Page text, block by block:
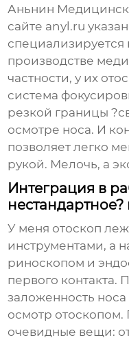
Аньнин
сайте anyl.ru
производстве
частности, у их
система
резкой границы
осмотре носа. И
позволяет легко
рукой. Мелочь, а
Интеграция в
У меня отоскоп
инструментами, а
риноскопом и
первого контакта.
заложенность
осмотр отоскопом.
очевидные вещи: